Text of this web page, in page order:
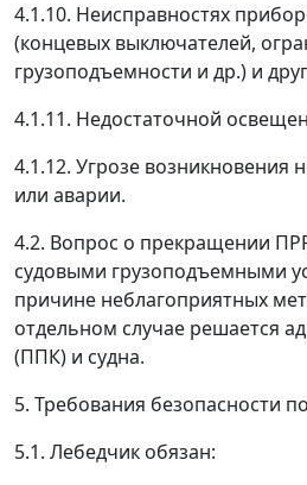
4.1.10. Неисправностях
(концевых выключателей,
грузоподъемности и др.) и
4.1.11. Недостаточной
4.1.12. Угрозе возникновения
или аварии.
4.2. Вопрос о прекращении
судовыми грузоподъемными
причине неблагоприятных
отдельном случае решается
(ППК) и судна.
5. Требования безопасности
5.1. Лебедчик обязан: